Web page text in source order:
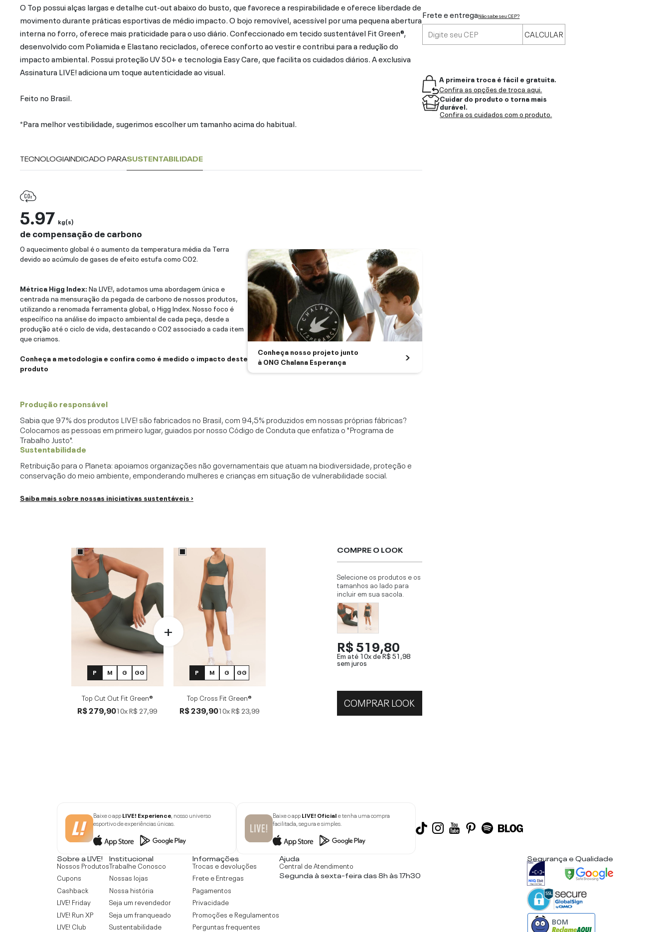
O Top possui alças largas e detalhe cut-out abaixo do busto, que favorece a respirabilidade e oferece liberdade de
movimento durante práticas esportivas de médio impacto. O bojo removível, acessível por uma pequena abertura
interna no forro, oferece mais praticidade para o uso diário. Confeccionado em tecido sustentável Fit Green®,
desenvolvido com Poliamida e Elastano reciclados, oferece conforto ao vestir e contribui para a redução do
impacto ambiental. Possui proteção UV 50+ e tecnologia Easy Care, que facilita os cuidados diários. A exclusiva
Assinatura LIVE! adiciona um toque autenticidade ao visual.
Feito no Brasil.
*Para melhor vestibilidade, sugerimos escolher um tamanho acima do habitual.
TECNOLOGIAINDICADO PARASUSTENTABILIDADE
5.97 kg(s)
de compensação de carbono
O aquecimento global é o aumento da temperatura média da Terra
devido ao acúmulo de gases de efeito estufa como CO2.
Métrica Higg Index: Na LIVE!, adotamos uma abordagem única e
centrada na mensuração da pegada de carbono de nossos produtos,
utilizando a renomada ferramenta global, o Higg Index. Nosso foco é
específico na análise do impacto ambiental de cada peça, desde a
produção até o ciclo de vida, destacando o CO2 associado a cada item
que criamos.
Conheça a metodologia e confira como é medido o impacto deste
produto
Conheça nosso projeto junto
à ONG Chalana Esperança
Produção responsável
Sabia que 97% dos produtos LIVE! são fabricados no Brasil, com 94,5% produzidos em nossas próprias fábricas?
Colocamos as pessoas em primeiro lugar, guiados por nosso Código de Conduta que enfatiza o "Programa de
Trabalho Justo".
Sustentabilidade
Retribuição para o Planeta: apoiamos organizações não governamentais que atuam na biodiversidade, proteção e
conservação do meio ambiente, emponderando mulheres e crianças em situação de vulnerabilidade social.
Saiba mais sobre nossas iniciativas sustentáveis ›
P M G GG
Top Cut Out Fit Green®
R$ 279,9010xR$ 27,99
P M G GG
Top Cross Fit Green®
R$ 239,9010xR$ 23,99
COMPRE O LOOK
Selecione os produtos e os
tamanhos ao lado para
incluir em sua sacola.
R$ 519,80
Em até 10x deR$ 51,98
sem juros
COMPRAR LOOK
Frete e entregaNão sabe seu CEP?
CALCULAR
A primeira troca é fácil e gratuita.
Confira as opções de troca aqui.
Cuidar do produto o torna mais
durável.
Confira os cuidados com o produto.
Baixe o appLIVE! Experience, nosso universo
esportivo de experiências únicas.
Baixe o appLIVE! Oficiale tenha uma compra
facilitada, segura e simples.
Sobre a LIVE!
Nossos Produtos
Cupons
Cashback
LIVE! Friday
LIVE! Run XP
LIVE! Club
Institucional
Trabalhe Conosco
Nossas lojas
Nossa história
Seja um revendedor
Seja um franqueado
Sustentabilidade
Informações
Trocas e devoluções
Frete e Entregas
Pagamentos
Privacidade
Promoções e Regulamentos
Perguntas frequentes
Ajuda
Central de Atendimento
Segunda à sexta-feira das 8h às 17h30
Segurança e Qualidade
BOM